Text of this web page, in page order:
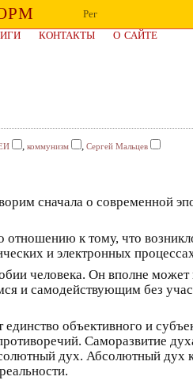
Рег
КОНТАКТЫ О САЙТЕ
, коммунизм , Сергей Мальцев
сначала о современной
к тому, что
и электронных
человека. Он вполне может
и самодействующим без
объективного и
Саморазвитие
дух. Абсолютный дух